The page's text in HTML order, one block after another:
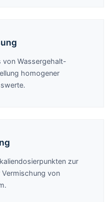
Wassergehalt-
homogener
zur
von